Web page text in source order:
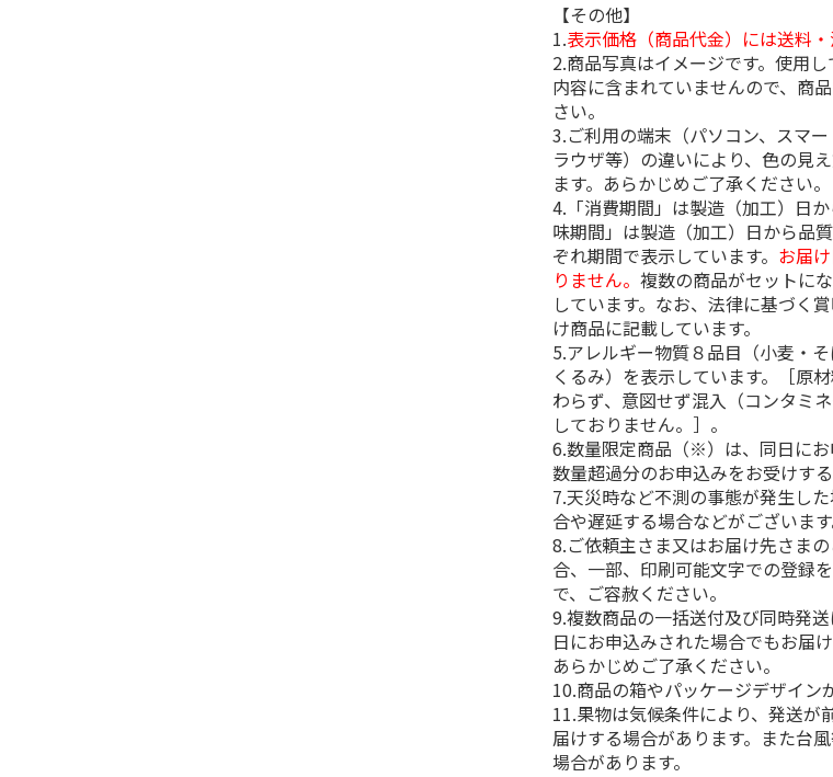
【その他】
1.表示価格（商品代金）には送料・
2.商品写真はイメージです。使用
内容に含まれていませんので、商
さい。
3.ご利用の端末（パソコン、スマ
ラウザ等）の違いにより、色の見
ます。あらかじめご了承ください。
4.「消費期間」は製造（加工）日
味期間」は製造（加工）日から品
ぞれ期間で表示しています。 お届
りません。複数の商品がセットに
しています。なお、法律に基づく
け商品に記載しています。
5.アレルギー物質８品目（小麦・
くるみ）を表示しています。［原
わらず、意図せず混入（コンタミ
しておりません。］。
6.数量限定商品（※）は、同日に
数量超過分のお申込みをお受けする
7.天災時など不測の事態が発生し
合や遅延する場合などがございます
8.ご依頼主さま又はお届け先さま
合、一部、印刷可能文字での登録
で、ご容赦ください。
9.複数商品の一括送付及び同時発
日にお申込みされた場合でもお届
あらかじめご了承ください。
10.商品の箱やパッケージデザイン
11.果物は気候条件により、発送が
届けする場合があります。また台
場合があります。